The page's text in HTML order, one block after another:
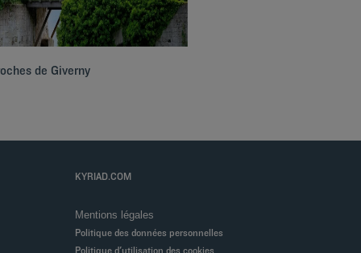
de Giverny
KYRIAD.COM
Mentions légales
Politique des données personnelles
Politique d'utilisation des cookies